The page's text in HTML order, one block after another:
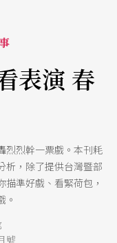
表演 春
烈烈幹一票戲。本刊耗
析，除了提供台灣暨部
準好戲、看緊荷包，
。
號